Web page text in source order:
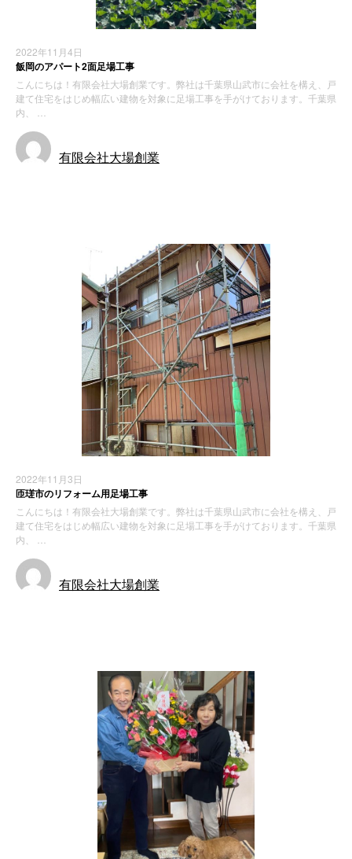
2022年11月4日
飯岡のアパート2面足場工事
こんにちは！有限会社大場創業です。弊社は千葉県山武市に会社を構え、戸
建て住宅をはじめ幅広い建物を対象に足場工事を手がけております。千葉県
内、 …
有限会社大場創業
2022年11月3日
匝瑳市のリフォーム用足場工事
こんにちは！有限会社大場創業です。弊社は千葉県山武市に会社を構え、戸
建て住宅をはじめ幅広い建物を対象に足場工事を手がけております。千葉県
内、 …
有限会社大場創業